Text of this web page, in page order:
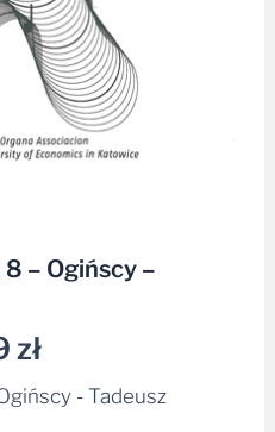
– Ogińscy –
zł
- Tadeusz